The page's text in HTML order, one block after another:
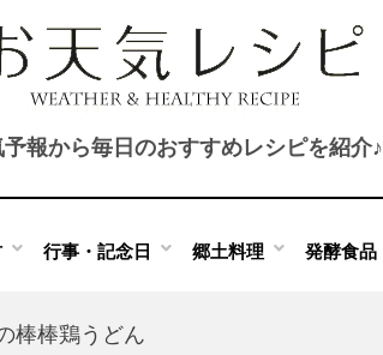
報から毎日のおすすめレシピを紹介♪
行事・記念日 郷土料理 発酵食品
棒棒鶏うどん